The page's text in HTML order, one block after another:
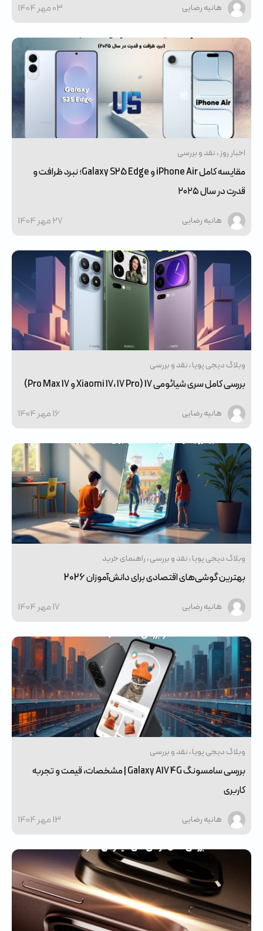
هانیه رضایی 03 مهر 1404
اخبار روز نقد و بررسی
مقایسه کامل iPhone Air و Galaxy S25 Edge؛ نبرد ظرافت و
قدرت در سال ۲۰۲۵
هانیه رضایی 27 مهر 1404
وبلاگ دیجی پویا نقد و بررسی
بررسی کامل سری شیائومی 17 (Xiaomi 17، 17 Pro و 17 Pro Max)
هانیه رضایی 16 مهر 1404
وبلاگ دیجی پویا نقد و بررسی راهنمای خرید
بهترین گوشی‌های اقتصادی برای دانش‌آموزان 2026
هانیه رضایی 17 مهر 1404
وبلاگ دیجی پویا نقد و بررسی
بررسی سامسونگ Galaxy A17 4G | مشخصات، قیمت و تجربه
کاربری
هانیه رضایی 13 مهر 1404